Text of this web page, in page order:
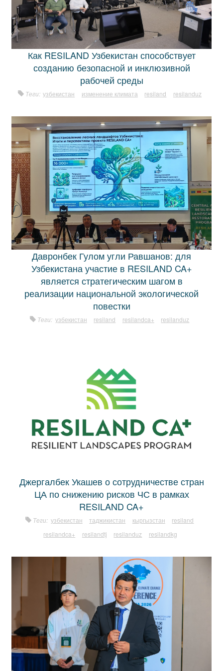
Как RESILAND Узбекистан способствует
созданию безопасной и инклюзивной
рабочей среды
Теги: узбекистан изменение климата resiland resilanduz
Давронбек Гулом угли Равшанов: для
Узбекистана участие в RESILAND CA+
является стратегическим шагом в
реализации национальной экологической
повестки
Теги: узбекистан resiland resilandca+ resilanduz
Джергалбек Укашев о сотрудничестве стран
ЦА по снижению рисков ЧС в рамках
RESILAND CA+
Теги: узбекистан таджикистан кыргызстан
resiland
resilandca+
resilandtj resilanduz resilandkg